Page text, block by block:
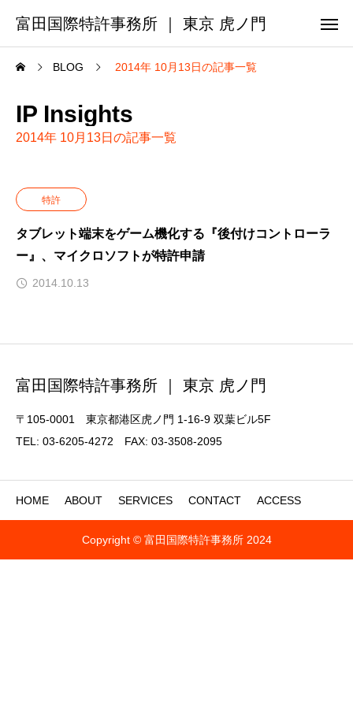
富田国際特許事務所 ｜ 東京 虎ノ門
BLOG 2014年 10月13日の記事一覧
IP Insights
2014年 10月13日の記事一覧
特許
タブレット端末をゲーム機化する『後付けコントローラ
ー』、マイクロソフトが特許申請
2014.10.13
富田国際特許事務所 ｜ 東京 虎ノ門
〒105-0001 東京都港区虎ノ門 1-16-9 双葉ビル5F
TEL: 03-6205-4272 FAX: 03-3508-2095
HOME ABOUT SERVICES CONTACT ACCESS
Copyright © 富田国際特許事務所 2024